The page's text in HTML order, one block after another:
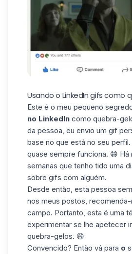
Usando o LinkedIn gifs como
Este é o meu pequeno
no LinkedIn como quebra-
da pessoa, eu envio um gif
base no que está no seu perfil.
quase sempre funciona. 😄 Há
semanas que tenho tido uma
sobre gifs com alguém.
Desde então, esta pessoa
nos meus postos,
campo. Portanto, esta é uma
experimentar se lhe apetecer
quebra-gelos. 😄
Convencido? Então vá para o